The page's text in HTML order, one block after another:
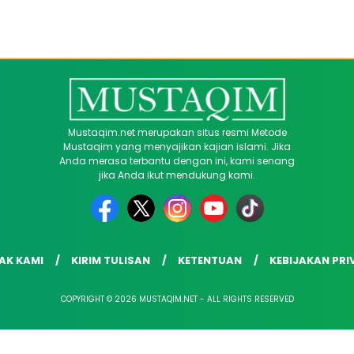
Mustaqim.net merupakan situs resmi Metode
Mustaqim yang menyajikan kajian islami. Jika
Anda merasa terbantu dengan ini, kami senang
jika Anda ikut mendukung kami.
KAMI KIRIM TULISAN KETENTUAN KEBIJAKAN
COPYRIGHT © 2026 MUSTAQIM.NET - ALL RIGHTS RESERVED